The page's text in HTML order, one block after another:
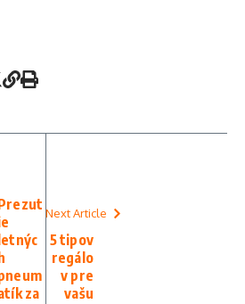
za
Next Article
5 tipov
regálo
v pre
vašu